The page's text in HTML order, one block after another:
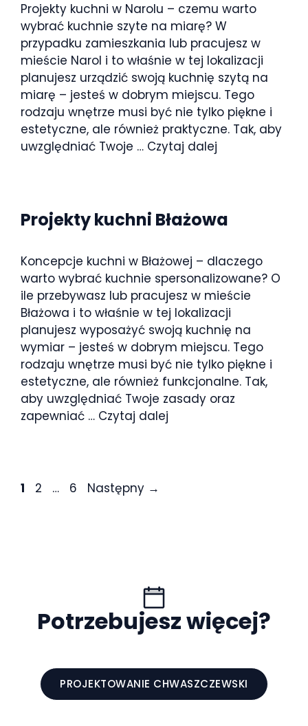
Projekty kuchni w Narolu – czemu warto
wybrać kuchnie szyte na miarę? W
przypadku zamieszkania lub pracujesz w
mieście Narol i to właśnie w tej lokalizacji
planujesz urządzić swoją kuchnię szytą na
miarę – jesteś w dobrym miejscu. Tego
rodzaju wnętrze musi być nie tylko piękne i
estetyczne, ale również praktyczne. Tak, aby
uwzględniać Twoje … Czytaj dalej
Projekty kuchni Błażowa
Koncepcje kuchni w Błażowej – dlaczego
warto wybrać kuchnie spersonalizowane? O
ile przebywasz lub pracujesz w mieście
Błażowa i to właśnie w tej lokalizacji
planujesz wyposażyć swoją kuchnię na
wymiar – jesteś w dobrym miejscu. Tego
rodzaju wnętrze musi być nie tylko piękne i
estetyczne, ale również funkcjonalne. Tak,
aby uwzględniać Twoje zasady oraz
zapewniać … Czytaj dalej
Strona
1 Strona
2 … Strona
6 Następny →
Potrzebujesz więcej?
PROJEKTOWANIE CHWASZCZEWSKI